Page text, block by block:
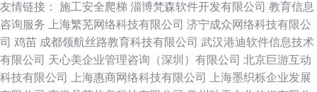
友情链接： 施工安全爬梯 淄博梵森软件开发有限公司 教育信息
咨询服务
上海繁芜网络科技有限公司 济宁成众网络科技有限公
司 鸡苗 成都领航丝路教育科技有限公司 武汉港迪软件信息技术
有限公司 天心美企业管理咨询（深圳）有限公司 北京巨游互动
科技有限公司
上海惠商网络科技有限公司
上海墨织栎企业发展